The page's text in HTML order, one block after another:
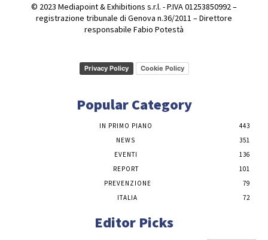
© 2023 Mediapoint & Exhibitions s.r.l. - P.IVA 01253850992 –
registrazione tribunale di Genova n.36/2011 – Direttore
responsabile Fabio Potestà
Privacy Policy Cookie Policy
Popular Category
IN PRIMO PIANO
443
NEWS
351
EVENTI
136
REPORT
101
PREVENZIONE
79
ITALIA
72
Editor Picks